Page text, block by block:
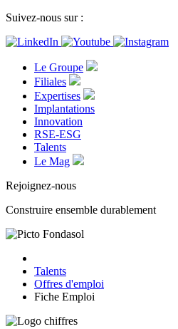
Suivez-nous sur :
Le Groupe
Filiales
Expertises
Implantations
Innovation
RSE-ESG
Talents
Le Mag
Rejoignez-nous
Construire ensemble durablement
Talents
Offres d'emploi
Fiche Emploi